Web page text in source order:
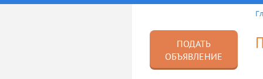
Услуги
ПОДАТЬ
ОБЪЯВЛЕНИЕ